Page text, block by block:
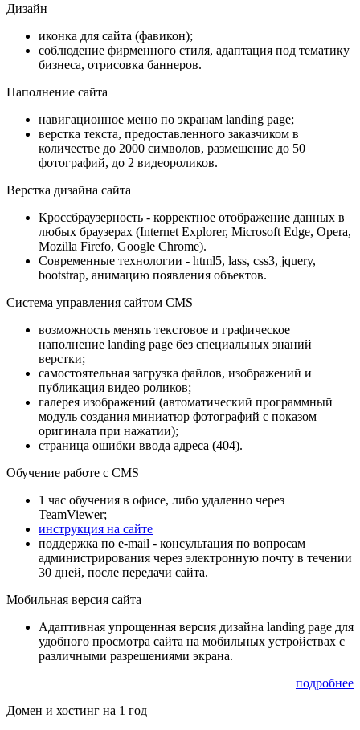
Дизайн
иконка для сайта (фавикон);
соблюдение фирменного стиля, адаптация под тематику
бизнеса, отрисовка баннеров.
Наполнение сайта
навигационное меню по экранам landing page;
верстка текста, предоставленного заказчиком в
количестве до 2000 символов, размещение до 50
фотографий, до 2 видеороликов.
Верстка дизайна сайта
Кроссбраузерность - корректное отображение данных в
любых браузерах (Internet Explorer, Microsoft Edge, Opera,
Mozilla Firefo, Google Chrome).
Современные технологии - html5, lass, css3, jquery,
bootstrap, анимацию появления объектов.
Система управления сайтом CMS
возможность менять текстовое и графическое
наполнение landing page без специальных знаний
верстки;
самостоятельная загрузка файлов, изображений и
публикация видео роликов;
галерея изображений (автоматический программный
модуль создания миниатюр фотографий с показом
оригинала при нажатии);
страница ошибки ввода адреса (404).
Обучение работе с CMS
1 час обучения в офисе, либо удаленно через
TeamViewer;
инструкция на сайте
поддержка по e-mail - консультация по вопросам
администрирования через электронную почту в течении
30 дней, после передачи сайта.
Мобильная версия сайта
Адаптивная упрощенная версия дизайна landing page для
удобного просмотра сайта на мобильных устройствах с
различными разрешениями экрана.
подробнее
Домен и хостинг на 1 год